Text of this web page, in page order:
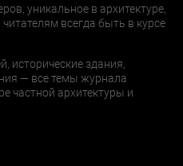
уникальное в архитектуре,
всегда быть в курсе
исторические здания,
— все темы журнала
частной архитектуры и